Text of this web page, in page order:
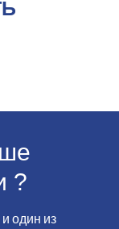
?
один из